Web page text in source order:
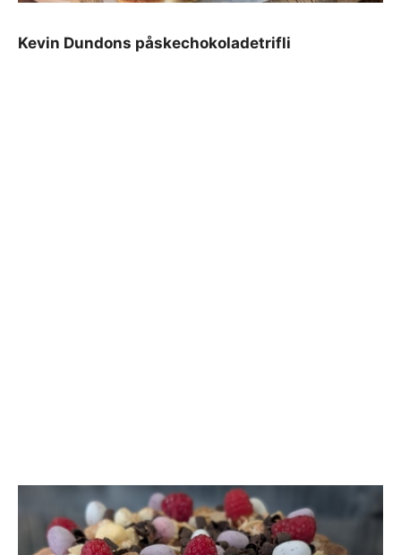
Kevin Dundons påskechokoladetrifli